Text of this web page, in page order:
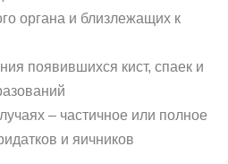
органа и близлежащих к
появившихся кист, спаек и
– частичное или полное
и яичников